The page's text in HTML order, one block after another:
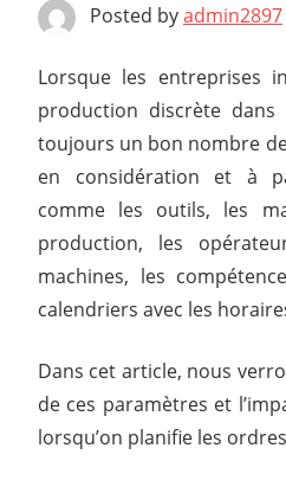
Posted byadmin2897
Lorsque les entreprises
production discrète
toujours un bon nombre
en considération et à
comme les outils, les
production, les
machines, les
calendriers avec les
Dans cet article, nous
de ces paramètres et
lorsqu’on planifie les